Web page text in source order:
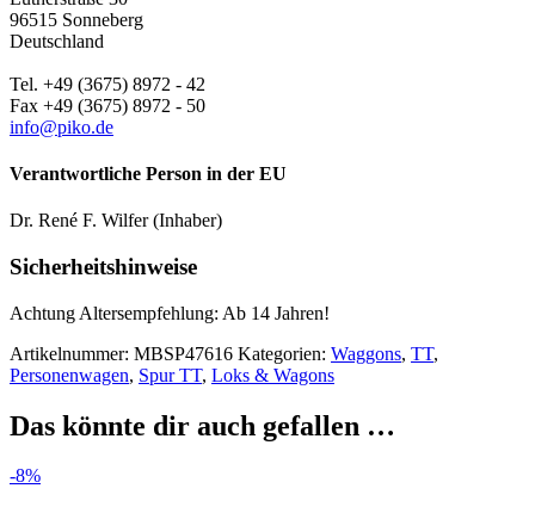
96515 Sonneberg
Deutschland
Tel. +49 (3675) 8972 - 42
Fax +49 (3675) 8972 - 50
info@piko.de
Verantwortliche Person in der EU
Dr. René F. Wilfer (Inhaber)
Sicherheitshinweise
Achtung Altersempfehlung: Ab 14 Jahren!
Artikelnummer: MBSP47616 Kategorien: Waggons, TT,
Personenwagen, Spur TT, Loks & Wagons
Das könnte dir auch gefallen …
-8%